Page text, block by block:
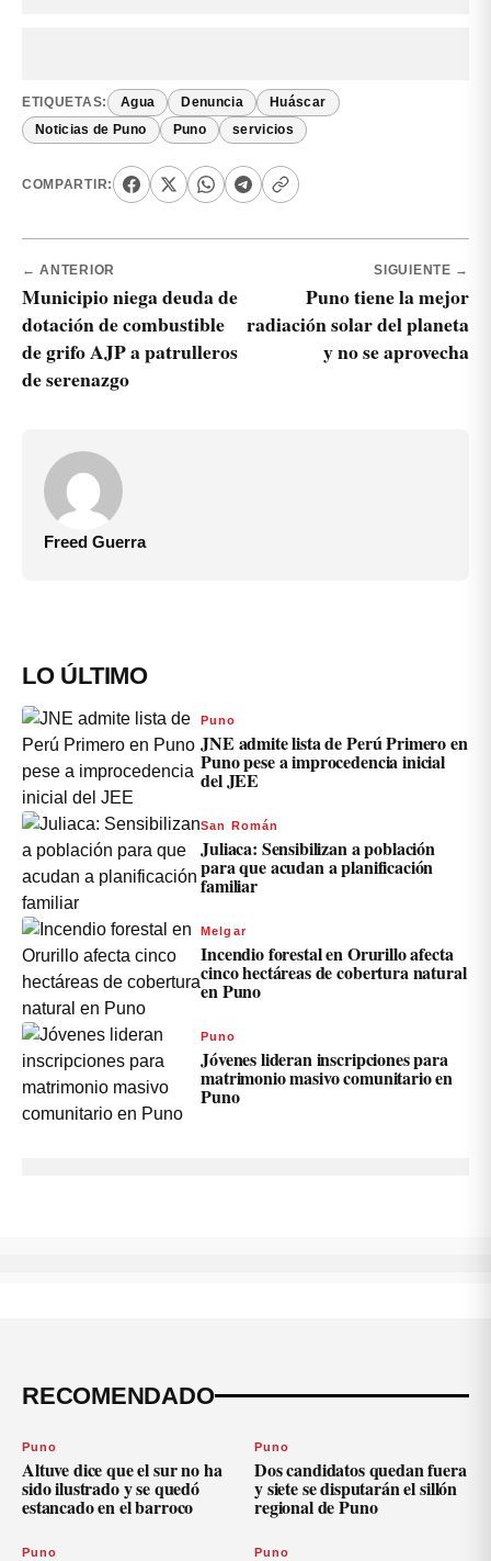
ETIQUETAS: Agua Denuncia Huáscar
Noticias de Puno Puno servicios
COMPARTIR:
← ANTERIOR
Municipio niega deuda de
dotación de combustible
de grifo AJP a patrulleros
de serenazgo
SIGUIENTE →
Puno tiene la mejor
radiación solar del planeta
y no se aprovecha
Freed Guerra
LO ÚLTIMO
Puno
JNE admite lista de Perú Primero en
Puno pese a improcedencia inicial
del JEE
San Román
Juliaca: Sensibilizan a población
para que acudan a planificación
familiar
Melgar
Incendio forestal en Orurillo afecta
cinco hectáreas de cobertura natural
en Puno
Puno
Jóvenes lideran inscripciones para
matrimonio masivo comunitario en
Puno
RECOMENDADO
Puno
Altuve dice que el sur no ha
sido ilustrado y se quedó
estancado en el barroco
Puno
Dos candidatos quedan fuera
y siete se disputarán el sillón
regional de Puno
Puno Puno